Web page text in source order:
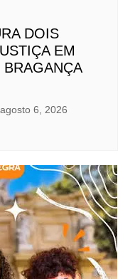
DOIS
EM
agosto 6, 2026